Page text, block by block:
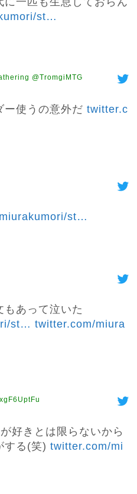
st…
@TromgiMTG
ー使うの意外だ twitter.c
st…
st… twitter.com/miura
好きとは限らないから
する(笑) twitter.com/mi